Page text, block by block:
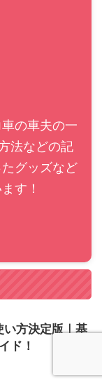
の車夫の一
法などの記
グッズなど
す！
方決定版｜基
ド！